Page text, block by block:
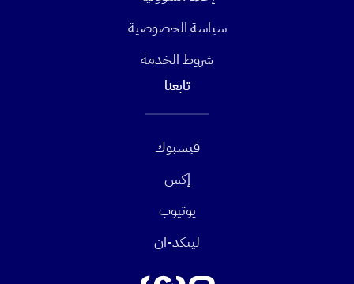
سياسة الخصوصية
شروط الخدمة
تابعنا
فيسبوك
إكس
يوتيوب
لينكد-ان